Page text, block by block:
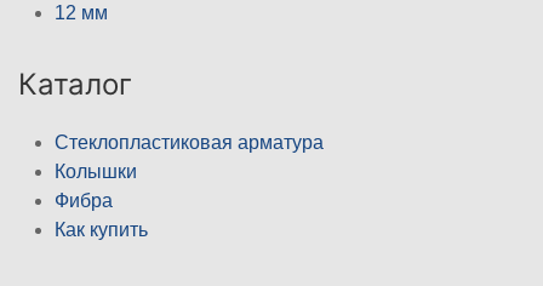
12 мм
Каталог
Стеклопластиковая арматура
Колышки
Фибра
Как купить